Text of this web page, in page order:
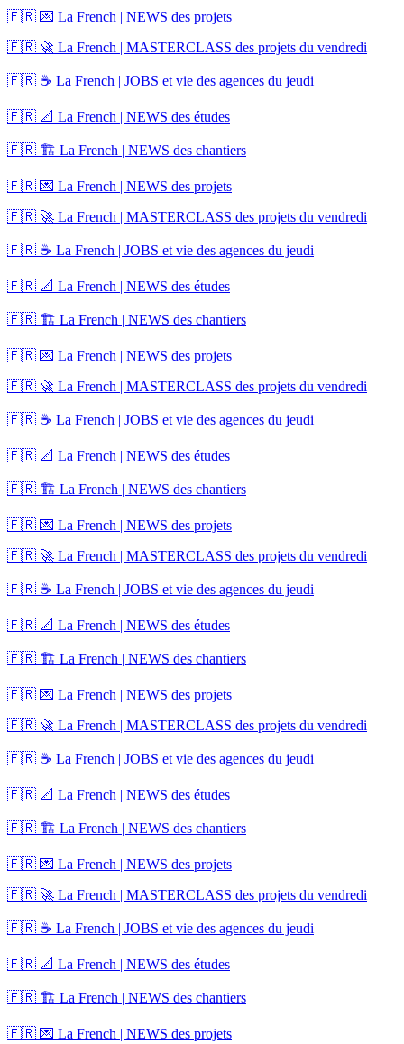
🇫🇷 💌 La French | NEWS des projets
🇫🇷 🚀 La French | MASTERCLASS des projets du vendredi
🇫🇷 ☕ La French | JOBS et vie des agences du jeudi
🇫🇷 📐 La French | NEWS des études
🇫🇷 🏗️ La French | NEWS des chantiers
🇫🇷 💌 La French | NEWS des projets
🇫🇷 🚀 La French | MASTERCLASS des projets du vendredi
🇫🇷 ☕ La French | JOBS et vie des agences du jeudi
🇫🇷 📐 La French | NEWS des études
🇫🇷 🏗️ La French | NEWS des chantiers
🇫🇷 💌 La French | NEWS des projets
🇫🇷 🚀 La French | MASTERCLASS des projets du vendredi
🇫🇷 ☕ La French | JOBS et vie des agences du jeudi
🇫🇷 📐 La French | NEWS des études
🇫🇷 🏗️ La French | NEWS des chantiers
🇫🇷 💌 La French | NEWS des projets
🇫🇷 🚀 La French | MASTERCLASS des projets du vendredi
🇫🇷 ☕ La French | JOBS et vie des agences du jeudi
🇫🇷 📐 La French | NEWS des études
🇫🇷 🏗️ La French | NEWS des chantiers
🇫🇷 💌 La French | NEWS des projets
🇫🇷 🚀 La French | MASTERCLASS des projets du vendredi
🇫🇷 ☕ La French | JOBS et vie des agences du jeudi
🇫🇷 📐 La French | NEWS des études
🇫🇷 🏗️ La French | NEWS des chantiers
🇫🇷 💌 La French | NEWS des projets
🇫🇷 🚀 La French | MASTERCLASS des projets du vendredi
🇫🇷 ☕ La French | JOBS et vie des agences du jeudi
🇫🇷 📐 La French | NEWS des études
🇫🇷 🏗️ La French | NEWS des chantiers
🇫🇷 💌 La French | NEWS des projets